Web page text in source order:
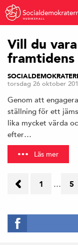
HUDIKSVALL
Vill du
framtidens
torsdag 26 oktober
Genom att
ställning för ett
lika mycket värda
efter…
Läs mer
←
1 … 5